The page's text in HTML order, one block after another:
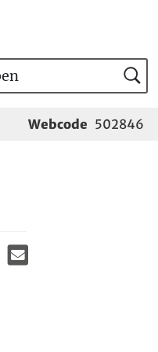
Webcode 502846